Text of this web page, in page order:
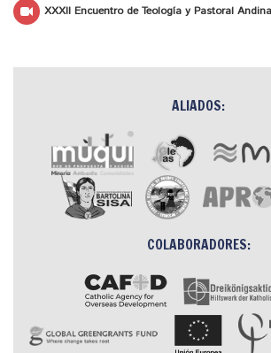
XXXII Encuentro de Teología y Pastoral
ALIADOS:
COLABORADORES: